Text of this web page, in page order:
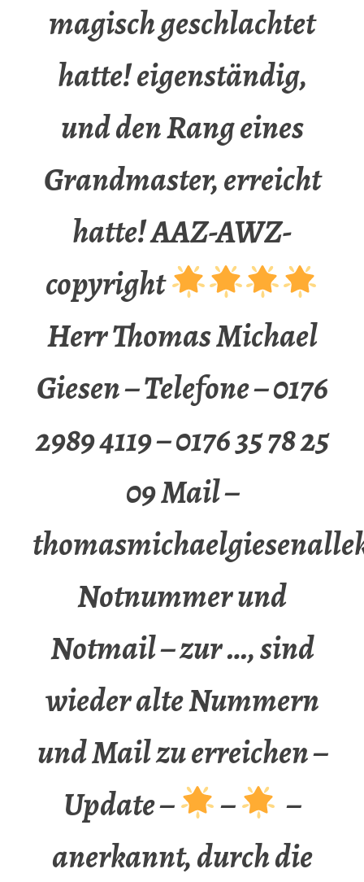
magisch geschlachtet
hatte! eigenständig,
und den Rang eines
Grandmaster, erreicht
hatte! AAZ-AWZ-
copyright
Herr Thomas Michael
Giesen – Telefone – 0176
2989 4119 – 0176 35 78 25
09 Mail –
Notnummer und
Notmail – zur …, sind
wieder alte Nummern
und Mail zu erreichen –
Update –
–
–
anerkannt, durch die